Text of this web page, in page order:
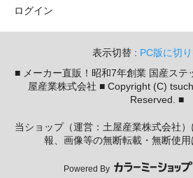
ログイン
表示切替 : PC版に切
■ メーカー直販！昭和7年創業 国産ステ
屋産業株式会社 ■ Copyright (C)
Reserved. ■
当ショップ（運営：土屋産業株式会社
報、画像等の無断転載・無断使用
Powered By